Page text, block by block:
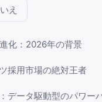
え
化：2026年の背景
採用市場の絶対王者
データ駆動型のパワー